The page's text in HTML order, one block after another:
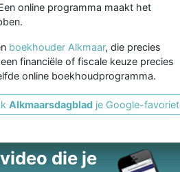
online programma maakt het
boekhouder Alkmaar, die precies
financiële of fiscale keuze precies
online boekhoudprogramma.
Alkmaarsdagblad je Google-favoriet
die je